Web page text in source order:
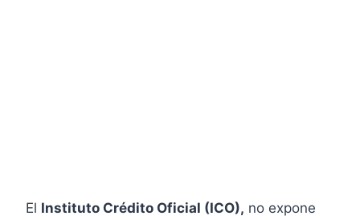
El Instituto Crédito Oficial (ICO), no expone